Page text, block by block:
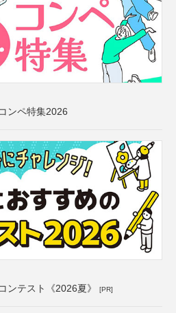
ンペ特集2026
ンテスト《2026夏》 [PR]